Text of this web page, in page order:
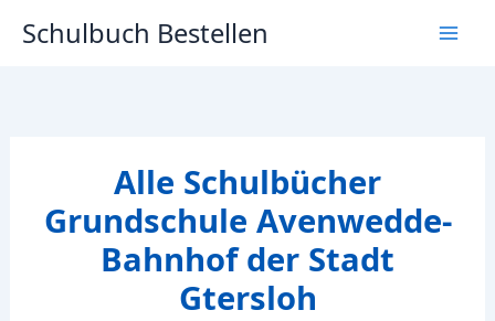
InhaltSchulbuch Bestellen
Alle Schulbücher
Grundschule Avenwedde-
Bahnhof der Stadt
Gtersloh